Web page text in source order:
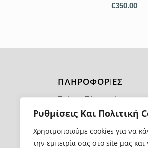
Ρυθμίσεις Και Πολιτική
Χρησιμοποιούμε cookies για να
την εμπειρία σας στο site μας και
€350.00
ΠΛΗΡΟΦΟΡΙΕΣ
Τρόποι Πληρωμής
Τρόποι και Κόστος
Επιστροφές Προϊόντων